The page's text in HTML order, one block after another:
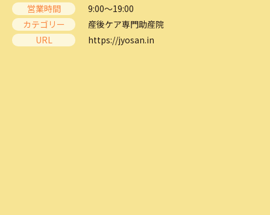
営業時間
9:00～19:00
カテゴリー
産後ケア専門助産院
URL
https://jyosan.in